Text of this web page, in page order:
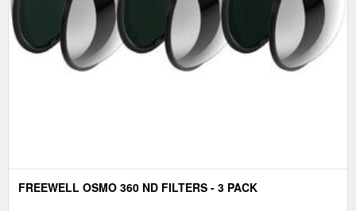
FREEWELL OSMO 360 ND FILTERS - 3 PACK